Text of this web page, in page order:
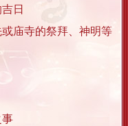
日
庙寺的祭拜、神明等
事